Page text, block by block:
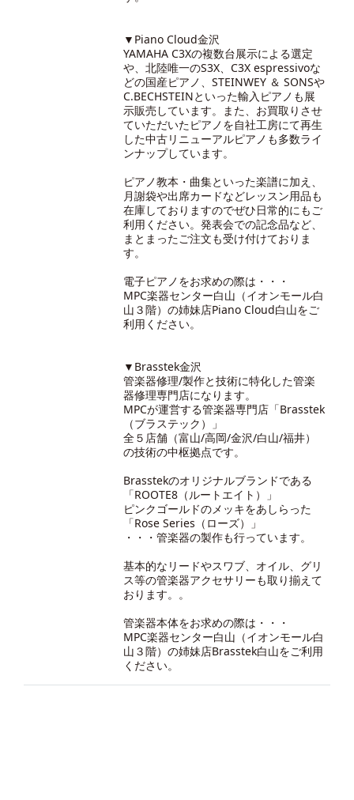
▼Piano Cloud金沢
YAMAHA C3Xの複数台展示による選定
や、北陸唯一のS3X、C3X espressivoな
どの国産ピアノ、STEINWEY ＆ SONSや
C.BECHSTEINといった輸入ピアノも展
示販売しています。また、お買取りさせ
ていただいたピアノを自社工房にて再生
した中古リニューアルピアノも多数ライ
ンナップしています。
ピアノ教本・曲集といった楽譜に加え、
月謝袋や出席カードなどレッスン用品も
在庫しておりますのでぜひ日常的にもご
利用ください。発表会での記念品など、
まとまったご注文も受け付けておりま
す。
電子ピアノをお求めの際は・・・
MPC楽器センター白山（イオンモール白
山３階）の姉妹店Piano Cloud白山をご
利用ください。
▼Brasstek金沢
管楽器修理/製作と技術に特化した管楽
器修理専門店になります。
MPCが運営する管楽器専門店「Brasstek
（ブラステック）」
全５店舗（富山/高岡/金沢/白山/福井）
の技術の中枢拠点です。
Brasstekのオリジナルブランドである
「ROOTE8（ルートエイト）」
ピンクゴールドのメッキをあしらった
「Rose Series（ローズ）」
・・・管楽器の製作も行っています。
基本的なリードやスワブ、オイル、グリ
ス等の管楽器アクセサリーも取り揃えて
おります。。
管楽器本体をお求めの際は・・・
MPC楽器センター白山（イオンモール白
山３階）の姉妹店Brasstek白山をご利用
ください。